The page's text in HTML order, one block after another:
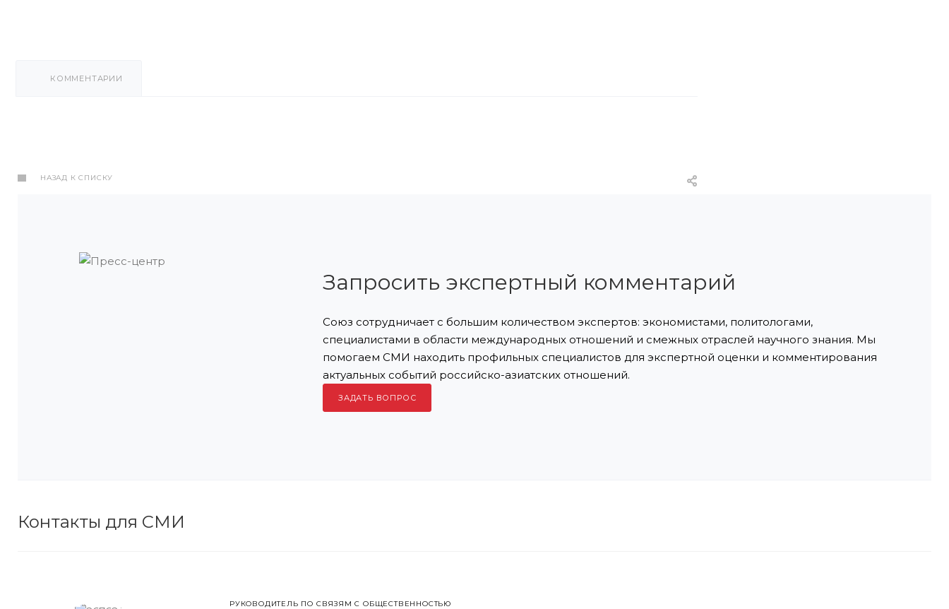
КОММЕНТАРИИ
НАЗАД К СПИСКУ
Запросить экспертный комментарий
Союз сотрудничает с большим количеством экспертов: экономистами, политологами,
специалистами в области международных отношений и смежных отраслей научного знания. Мы
помогаем СМИ находить профильных специалистов для экспертной оценки и комментирования
актуальных событий российско-азиатских отношений.
ЗАДАТЬ ВОПРОС
Контакты для СМИ
РУКОВОДИТЕЛЬ ПО СВЯЗЯМ С ОБЩЕСТВЕННОСТЬЮ